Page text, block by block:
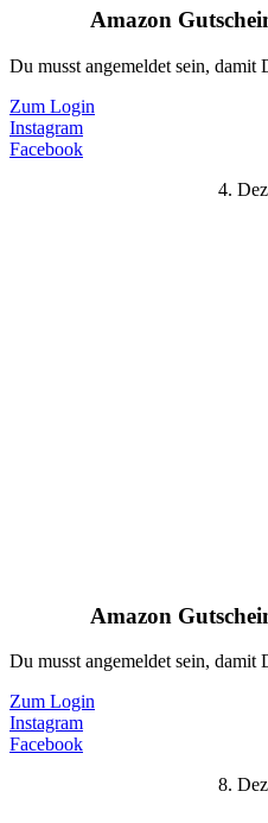
Amazon
Du musst angemeldet sein, damit
Zum Login
Instagram
Facebook
4.
Amazon
Du musst angemeldet sein, damit
Zum Login
Instagram
Facebook
8.